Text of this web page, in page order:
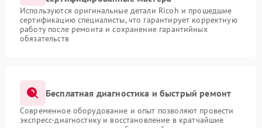
Используются оригинальные детали Ricoh и прошедшие
сертификацию специалисты, что гарантирует корректную
работу после ремонта и сохранение гарантийных
обязательств
Бесплатная диагностика и быстрый ремонт
Современное оборудование и опыт позволяют провести
экспресс-диагностику и восстановление в кратчайшие